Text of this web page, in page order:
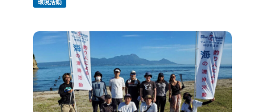
環境活動